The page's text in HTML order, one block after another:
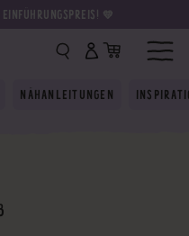
💛
NÄHANLEITUNGEN